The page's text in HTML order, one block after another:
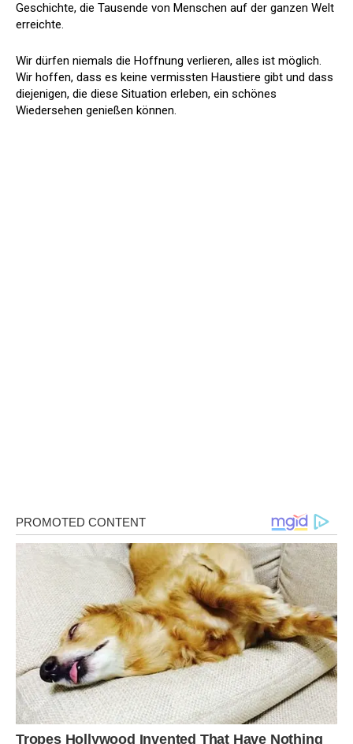
Geschichte, die Tausende von Menschen auf der ganzen Welt
erreichte.
Wir dürfen niemals die Hoffnung verlieren, alles ist möglich.
Wir hoffen, dass es keine vermissten Haustiere gibt und dass
diejenigen, die diese Situation erleben, ein schönes
Wiedersehen genießen können.